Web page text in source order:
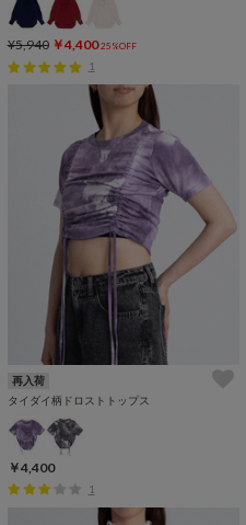
¥5,940 ￥4,400 25%OFF
1
再入荷
タイダイ柄ドロストトップス
￥4,400
1